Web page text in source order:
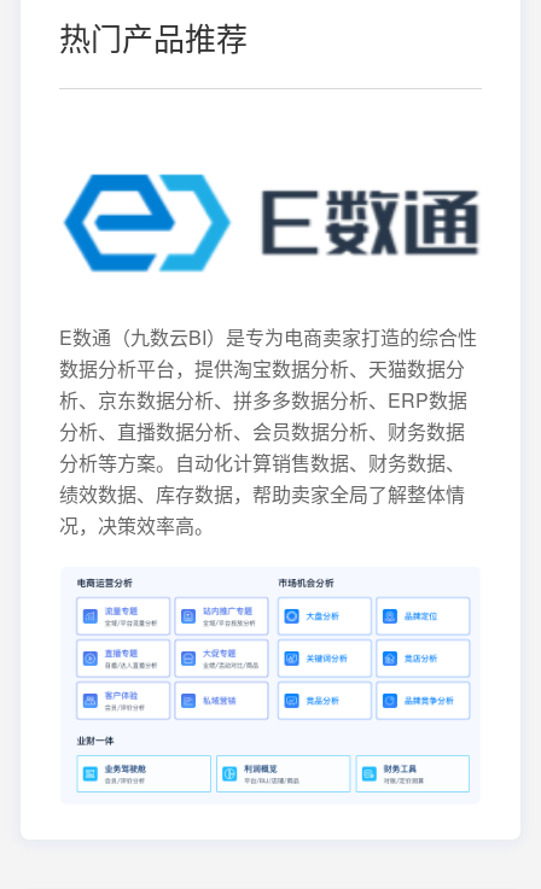
热门产品推荐
E数通（九数云BI）是专为电商卖家打造的综合性
数据分析平台，提供淘宝数据分析、天猫数据分
析、京东数据分析、拼多多数据分析、ERP数据
分析、直播数据分析、会员数据分析、财务数据
分析等方案。自动化计算销售数据、财务数据、
绩效数据、库存数据，帮助卖家全局了解整体情
况，决策效率高。